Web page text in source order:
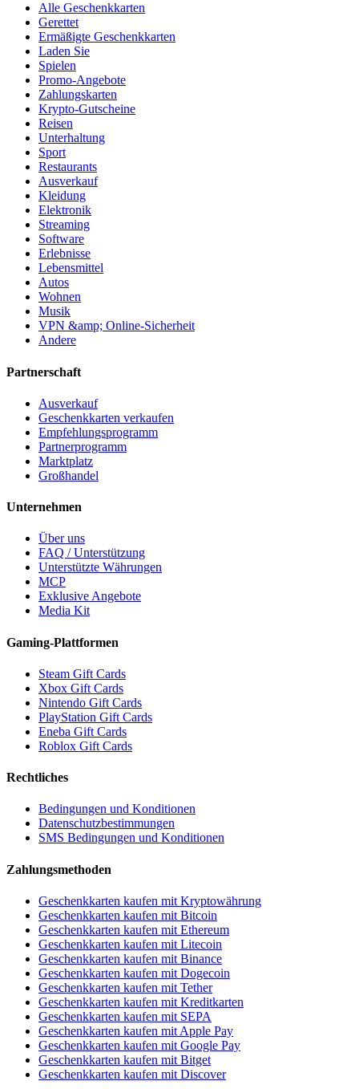
Alle Geschenkkarten
Gerettet
Ermäßigte Geschenkkarten
Laden Sie
Spielen
Promo-Angebote
Zahlungskarten
Krypto-Gutscheine
Reisen
Unterhaltung
Sport
Restaurants
Ausverkauf
Kleidung
Elektronik
Streaming
Software
Erlebnisse
Lebensmittel
Autos
Wohnen
Musik
VPN &amp; Online-Sicherheit
Andere
Partnerschaft
Ausverkauf
Geschenkkarten verkaufen
Empfehlungsprogramm
Partnerprogramm
Marktplatz
Großhandel
Unternehmen
Über uns
FAQ / Unterstützung
Unterstützte Währungen
MCP
Exklusive Angebote
Media Kit
Gaming-Plattformen
Steam Gift Cards
Xbox Gift Cards
Nintendo Gift Cards
PlayStation Gift Cards
Eneba Gift Cards
Roblox Gift Cards
Rechtliches
Bedingungen und Konditionen
Datenschutzbestimmungen
SMS Bedingungen und Konditionen
Zahlungsmethoden
Geschenkkarten kaufen mit Kryptowährung
Geschenkkarten kaufen mit Bitcoin
Geschenkkarten kaufen mit Ethereum
Geschenkkarten kaufen mit Litecoin
Geschenkkarten kaufen mit Binance
Geschenkkarten kaufen mit Dogecoin
Geschenkkarten kaufen mit Tether
Geschenkkarten kaufen mit Kreditkarten
Geschenkkarten kaufen mit SEPA
Geschenkkarten kaufen mit Apple Pay
Geschenkkarten kaufen mit Google Pay
Geschenkkarten kaufen mit Bitget
Geschenkkarten kaufen mit Discover